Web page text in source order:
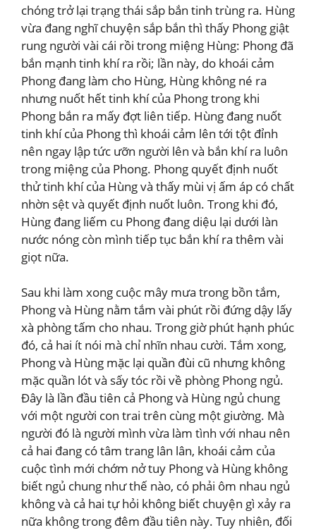
chóng trở lại trạng thái sắp bắn tinh trùng ra. Hùng
vừa đang nghĩ chuyện sắp bắn thì thấy Phong giật
rung người vài cái rồi trong miệng Hùng: Phong đã
bắn mạnh tinh khí ra rồi; lần này, do khoái cảm
Phong đang làm cho Hùng, Hùng không né ra
nhưng nuốt hết tinh khí của Phong trong khi
Phong bắn ra mấy đợt liên tiếp. Hùng đang nuốt
tinh khí của Phong thì khoái cảm lên tới tột đỉnh
nên ngay lập tức ưỡn người lên và bắn khí ra luôn
trong miệng của Phong. Phong quyết định nuốt
thử tinh khí của Hùng và thấy mùi vị ấm áp có chất
nhờn sệt và quyết định nuốt luôn. Trong khi đó,
Hùng đang liếm cu Phong đang diệu lại dưới làn
nước nóng còn mình tiếp tục bắn khí ra thêm vài
giọt nữa.
Sau khi làm xong cuộc mây mưa trong bồn tắm,
Phong và Hùng nằm tắm vài phút rồi đứng dậy lấy
xà phòng tấm cho nhau. Trong giờ phút hạnh phúc
đó, cả hai ít nói mà chỉ nhĩn nhau cười. Tắm xong,
Phong và Hùng mặc lại quần đùi cũ nhưng không
mặc quần lót và sấy tóc rồi về phòng Phong ngủ.
Đây là lần đầu tiên cả Phong và Hùng ngủ chung
với một người con trai trên cùng một giường. Mà
người đó là người mình vừa làm tình với nhau nên
cả hai đang có tâm trang lân lân, khoái cảm của
cuộc tình mới chớm nở tuy Phong và Hùng không
biết ngủ chung như thế nào, có phải ôm nhau ngủ
không và cả hai tự hỏi không biết chuyện gì xảy ra
nữa không trong đêm đầu tiên này. Tuy nhiên, đối